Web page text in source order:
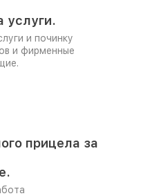
услуги.
и починку
и фирменные
прицела за